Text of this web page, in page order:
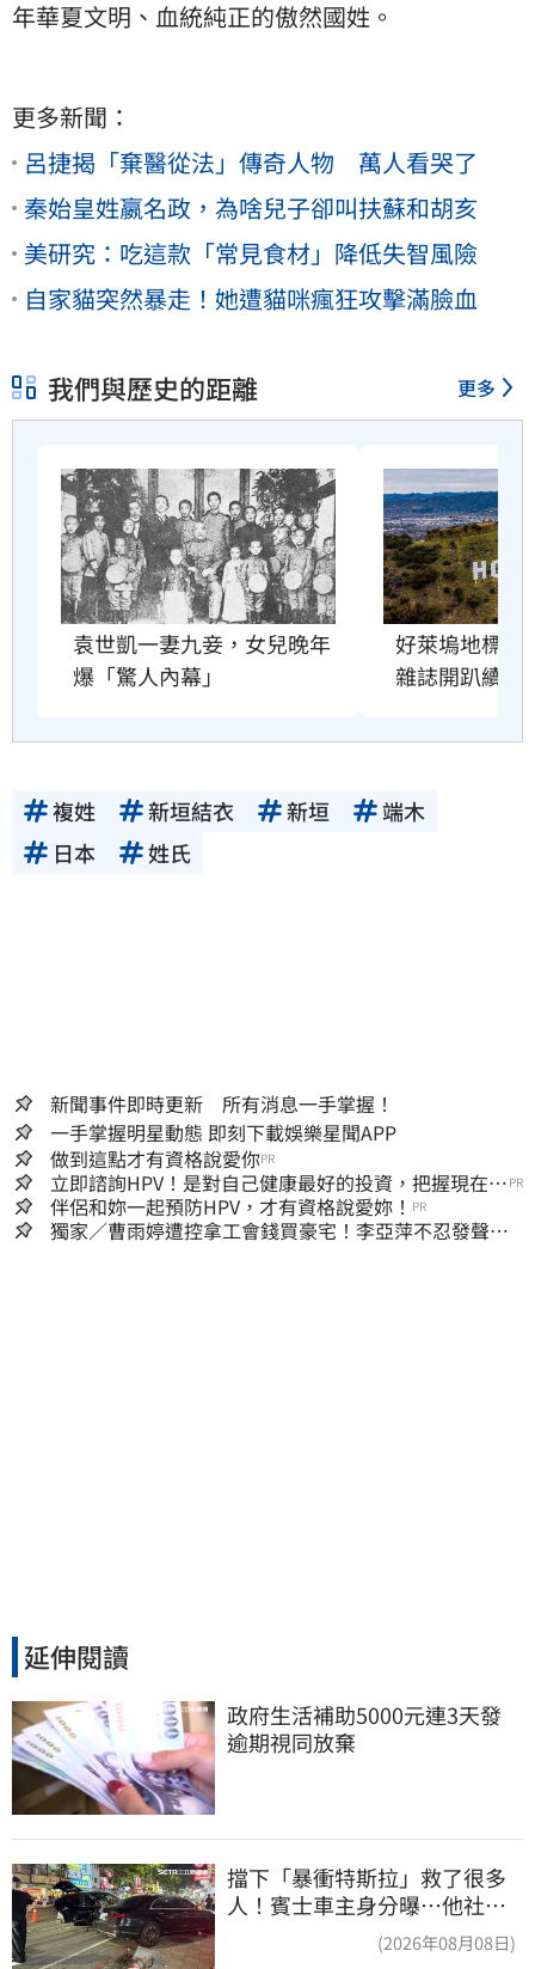
年華夏文明、血統純正的傲然國姓。
更多新聞：
呂捷揭「棄醫從法」傳奇人物 萬人看哭了
秦始皇姓嬴名政，為啥兒子卻叫扶蘇和胡亥
美研究：吃這款「常見食材」降低失智風險
自家貓突然暴走！她遭貓咪瘋狂攻擊滿臉血
我們與歷史的距離 更多
袁世凱一妻九妾，女兒晚年
爆「驚人內幕」
好萊塢地標恐
雜誌開趴續命
複姓 新垣結衣 新垣
端木
日本
姓氏
新聞事件即時更新 所有消息一手掌握！
一手掌握明星動態 即刻下載娛樂星聞APP
做到這點才有資格說愛你PR
立即諮詢HPV！是對自己健康最好的投資，把握現在不
嫌晚！
PR
伴侶和妳一起預防HPV，才有資格說愛妳！ PR
獨家／曹雨婷遭控拿工會錢買豪宅！李亞萍不忍發聲：
延伸閱讀
政府生活補助5000元連3天發
逾期視同放棄
擋下「暴衝特斯拉」救了很多
人！賓士車主身分曝…他社群
(2026年08月08日)